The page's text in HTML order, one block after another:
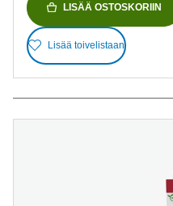
LISÄÄ OSTOSKORIIN
Lisää toivelistaan